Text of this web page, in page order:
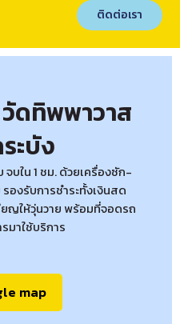
ติดต่อเรา
ดทิพพาวาส
ะบัง
บใน 1 ชม. ด้วยเครื่องซัก-
งรับการชำระทั้งเงินสด
ญให้วุ่นวาย พร้อมที่จอดรถ
มาใช้บริการ
map